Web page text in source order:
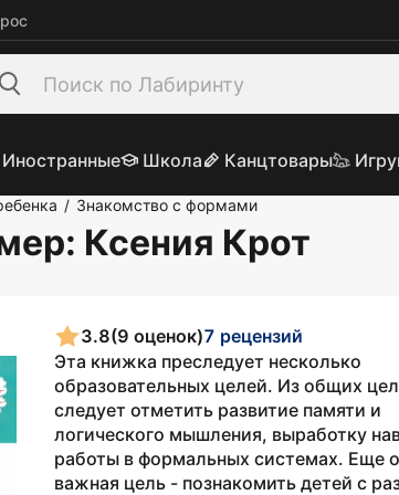
Иностранные Школа Канцтовары
/ Знакомство с формами
: Ксения Крот
3.8(9 оценок)7 рецензий
Эта книжка преследует несколько
образовательных целей. Из общих
следует отметить развитие памяти и
логического мышления, выработку
работы в формальных системах. Еще
важная цель - познакомить детей с